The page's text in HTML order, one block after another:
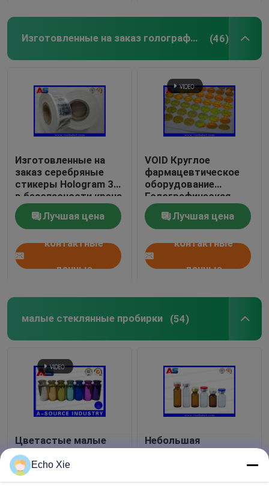
Изготовленные на заказ голографические стикеры (46)
Изготовленные на
заказ серебряные
стикеры Hologram 3D
в безопасности крена
неподдельной со
стикерами
безопасностью
серьезных Черных
кодексов
голографическими
Лучшая цена
контактные
данные
VOID Круглое
фармацевтическое
оборудование
Голографическая
наклейка наклейка
против фальшивых
3D голограмм
Лучшая цена
контактные
данные
малые стеклянные пробирки (54)
Цветастые малые
стеклянные выбитые
бутылки, стеклянные
бутылки пробирок
Небольшая
Echo Xie